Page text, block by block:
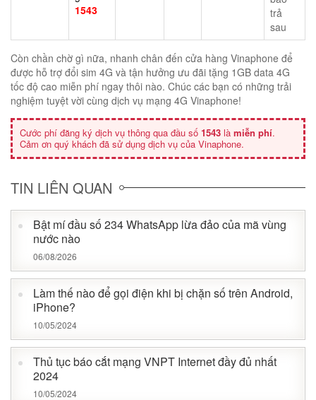
trả
sau
1543
Còn chần chờ gì nữa, nhanh chân đến cửa hàng Vinaphone để
được hỗ trợ đổi sim 4G và tận hưởng ưu đãi tặng 1GB data 4G
tốc độ cao miễn phí ngay thôi nào. Chúc các bạn có những trải
nghiệm tuyệt vời cùng dịch vụ mạng 4G Vinaphone!
Cước phí đăng ký dịch vụ thông qua đầu số 1543 là miễn phí.
Cảm ơn quý khách đã sử dụng dịch vụ của Vinaphone.
TIN LIÊN QUAN
Bật mí đầu số 234 WhatsApp lừa đảo của mã vùng
nước nào
06/08/2026
Làm thế nào để gọi điện khi bị chặn số trên Android,
iPhone?
10/05/2024
Thủ tục báo cắt mạng VNPT Internet đầy đủ nhất
2024
10/05/2024